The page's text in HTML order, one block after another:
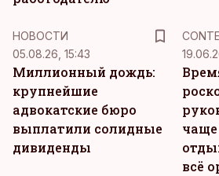
НОВОСТИ
05.08.26, 15:43
Миллионный дождь:
крупнейшие
адвокатские бюро
выплатили солидные
дивиденды
всё